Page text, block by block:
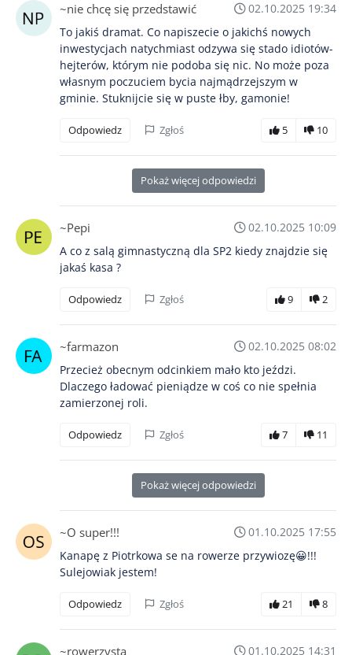
~nie chcę się przedstawić
02.10.2025 19:34
To jakiś dramat. Co napiszecie o jakichś nowych
inwestycjach natychmiast odzywa się stado idiotów-
hejterów, którym nie podoba się nic. No może poza
własnym poczuciem bycia najmądrzejszym w
gminie. Stuknijcie się w puste łby, gamonie!
Odpowiedz Zgłoś 5 10
Pokaż więcej odpowiedzi
~Pepi
02.10.2025 10:09
A co z salą gimnastyczną dla SP2 kiedy znajdzie się
jakaś kasa ?
Odpowiedz Zgłoś 9 2
~farmazon
02.10.2025 08:02
Przecież obecnym odcinkiem mało kto jeździ.
Dlaczego ładować pieniądze w coś co nie spełnia
zamierzonej roli.
Odpowiedz Zgłoś 7 11
Pokaż więcej odpowiedzi
~O super!!!
01.10.2025 17:55
Kanapę z Piotrkowa se na rowerze przywiozę😀!!!
Sulejowiak jestem!
Odpowiedz Zgłoś 21 8
~rowerzysta
01.10.2025 14:31